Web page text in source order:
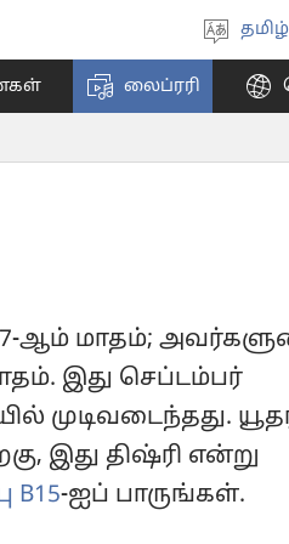
தமிழ்
லைப்ரரி
7-ஆம் மாதம்;
இது செப்டம்பர்
முடிவடைந்தது.
இது திஷ்ரி என்று
-ஐப் பாருங்கள்.